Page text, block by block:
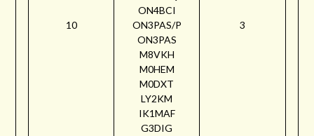
10
ON4BCI
ON3PAS/P
ON3PAS
M8VKH
M0HEM
M0DXT
LY2KM
IK1MAF
G3DIG
3